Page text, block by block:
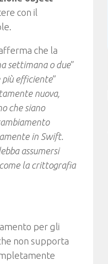
con il
che la
settimana o due”
più efficiente”
nuova,
che siano
in Swift.
assumersi
la crittografia
per gli
non supporta